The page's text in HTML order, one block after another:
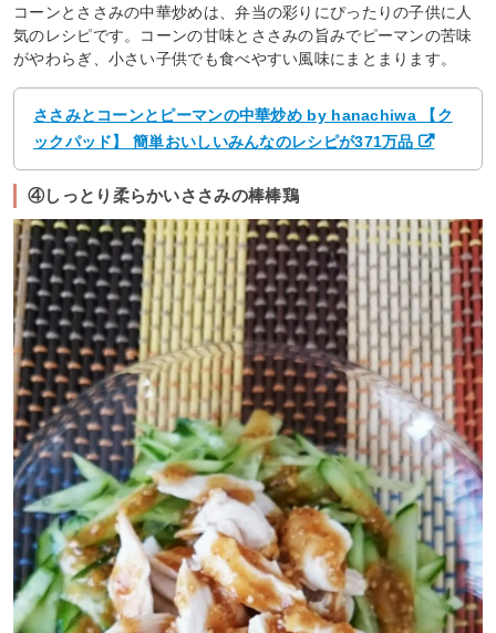
コーンとささみの中華炒めは、弁当の彩りにぴったりの子供に人
気のレシピです。コーンの甘味とささみの旨みでピーマンの苦味
がやわらぎ、小さい子供でも食べやすい風味にまとまります。
ささみとコーンとピーマンの中華炒め by hanachiwa 【ク
ックパッド】 簡単おいしいみんなのレシピが371万品
④しっとり柔らかいささみの棒棒鶏